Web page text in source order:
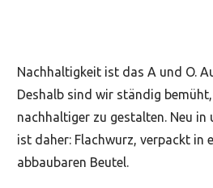
Nachhaltigkeit ist das A und O.
Deshalb sind wir ständig
nachhaltiger zu gestalten. Neu in
ist daher: Flachwurz, verpackt in
abbaubaren Beutel.